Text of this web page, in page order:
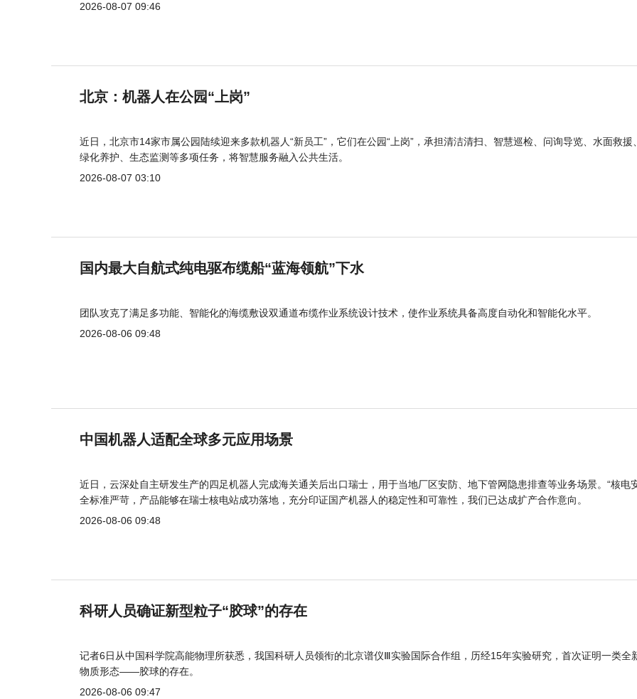
2026-08-07 09:46
北京：机器人在公园“上岗”
近日，北京市14家市属公园陆续迎来多款机器人“新员工”，它们在公园“上岗”，承担清洁清扫、智慧巡检、问询导览、水面救援
绿化养护、生态监测等多项任务，将智慧服务融入公共生活。
2026-08-07 03:10
国内最大自航式纯电驱布缆船“蓝海领航”下水
团队攻克了满足多功能、智能化的海缆敷设双通道布缆作业系统设计技术，使作业系统具备高度自动化和智能化水平。
2026-08-06 09:48
中国机器人适配全球多元应用场景
近日，云深处自主研发生产的四足机器人完成海关通关后出口瑞士，用于当地厂区安防、地下管网隐患排查等业务场景。“核电
全标准严苛，产品能够在瑞士核电站成功落地，充分印证国产机器人的稳定性和可靠性，我们已达成扩产合作意向。
2026-08-06 09:48
科研人员确证新型粒子“胶球”的存在
记者6日从中国科学院高能物理所获悉，我国科研人员领衔的北京谱仪Ⅲ实验国际合作组，历经15年实验研究，首次证明一类全
物质形态——胶球的存在。
2026-08-06 09:47